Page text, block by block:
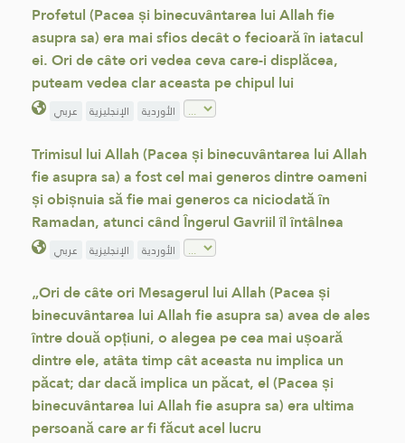
Profetul (Pacea și binecuvântarea lui Allah fie
asupra sa) era mai sfios decât o fecioară în iatacul
ei. Ori de câte ori vedea ceva care-i displăcea,
puteam vedea clar aceasta pe chipul lui
عربي الإنجليزية الأوردية
Trimisul lui Allah (Pacea și binecuvântarea lui Allah
fie asupra sa) a fost cel mai generos dintre oameni
și obișnuia să fie mai generos ca niciodată în
Ramadan, atunci când Îngerul Gavriil îl întâlnea
عربي الإنجليزية الأوردية
„Ori de câte ori Mesagerul lui Allah (Pacea și
binecuvântarea lui Allah fie asupra sa) avea de ales
între două opțiuni, o alegea pe cea mai ușoară
dintre ele, atâta timp cât aceasta nu implica un
păcat; dar dacă implica un păcat, el (Pacea și
binecuvântarea lui Allah fie asupra sa) era ultima
persoană care ar fi făcut acel lucru